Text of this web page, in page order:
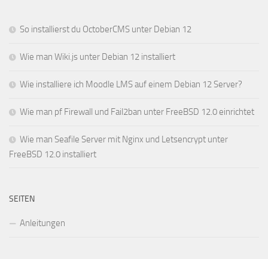
So installierst du OctoberCMS unter Debian 12
Wie man Wiki.js unter Debian 12 installiert
Wie installiere ich Moodle LMS auf einem Debian 12 Server?
Wie man pf Firewall und Fail2ban unter FreeBSD 12.0 einrichtet
Wie man Seafile Server mit Nginx und Letsencrypt unter
FreeBSD 12.0 installiert
SEITEN
Anleitungen